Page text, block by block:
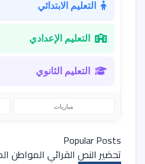
التعليم الابتدائي
التعليم الإعدادي
التعليم الثانوي
مباريات
Popular Posts
تحضير النص القرائي المواطن